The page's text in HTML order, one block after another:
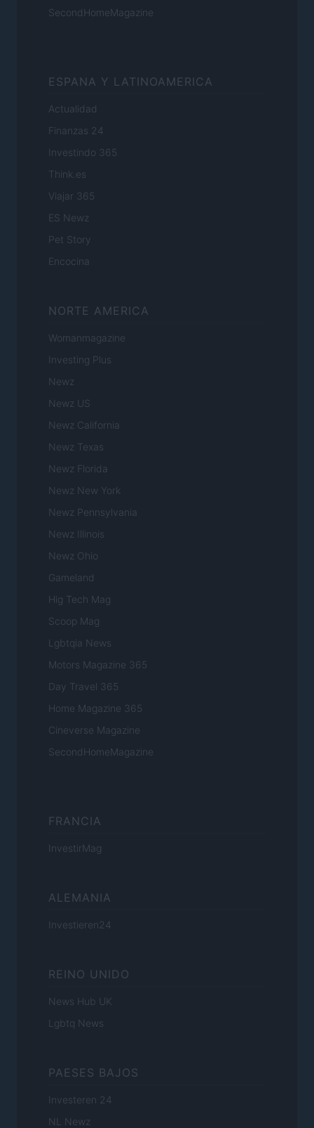
SecondHomeMagazine
ESPANA Y LATINOAMERICA
Actualidad
Finanzas 24
Investindo 365
Think.es
Viajar 365
ES Newz
Pet Story
Encocina
NORTE AMERICA
Womanmagazine
Investing Plus
Newz
Newz US
Newz California
Newz Texas
Newz Florida
Newz New York
Newz Pennsylvania
Newz Illinois
Newz Ohio
Gameland
Hig Tech Mag
Scoop Mag
Lgbtqia News
Motors Magazine 365
Day Travel 365
Home Magazine 365
Cineverse Magazine
SecondHomeMagazine
FRANCIA
InvestirMag
ALEMANIA
Investieren24
REINO UNIDO
News Hub UK
Lgbtq News
PAESES BAJOS
Investeren 24
NL Newz